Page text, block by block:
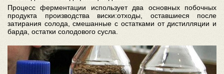
Процесс ферментации использует два основных побочных
продукта производства виски:отходы, оставшиеся после
затирания солода, смешанные с остатками от дистилляции и
барда, остатки солодового сусла.